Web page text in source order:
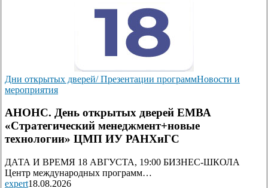
Дни открытых дверей/ Презентации программНовости и
мероприятия
АНОНС. День открытых дверей ЕМВА
«Стратегический менеджмент+новые
технологии» ЦМП ИУ РАНХиГС
ДАТА И ВРЕМЯ 18 АВГУСТА, 19:00 БИЗНЕС-ШКОЛА
Центр международных программ…
expert18.08.2026